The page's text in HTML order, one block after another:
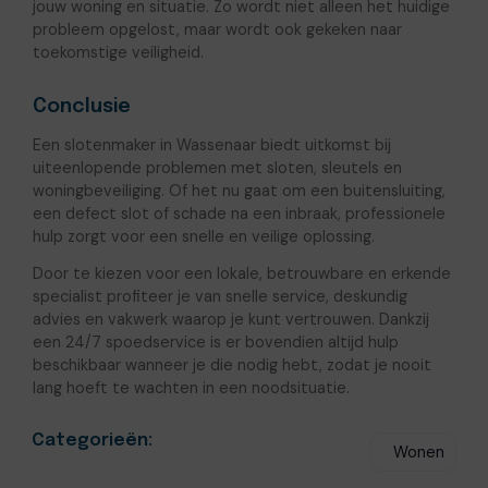
jouw woning en situatie. Zo wordt niet alleen het huidige
probleem opgelost, maar wordt ook gekeken naar
toekomstige veiligheid.
Conclusie
Een slotenmaker in Wassenaar biedt uitkomst bij
uiteenlopende problemen met sloten, sleutels en
woningbeveiliging. Of het nu gaat om een buitensluiting,
een defect slot of schade na een inbraak, professionele
hulp zorgt voor een snelle en veilige oplossing.
Door te kiezen voor een lokale, betrouwbare en erkende
specialist profiteer je van snelle service, deskundig
advies en vakwerk waarop je kunt vertrouwen. Dankzij
een 24/7 spoedservice is er bovendien altijd hulp
beschikbaar wanneer je die nodig hebt, zodat je nooit
lang hoeft te wachten in een noodsituatie.
Categorieën:
Wonen